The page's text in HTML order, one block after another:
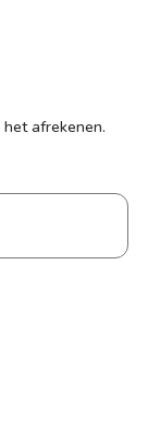
afrekenen.